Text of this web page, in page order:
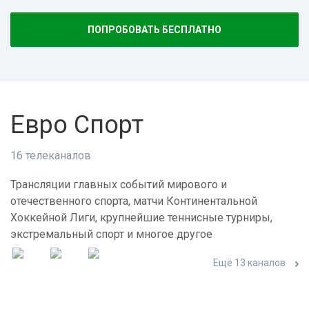
ПОПРОБОВАТЬ БЕСПЛАТНО
Евро Спорт
16 телеканалов
Трансляции главных событий мирового и
отечественного спорта, матчи Континентальной
Хоккейной Лиги, крупнейшие теннисные турниры,
экстремальный спорт и многое другое
Ещё 13 каналов